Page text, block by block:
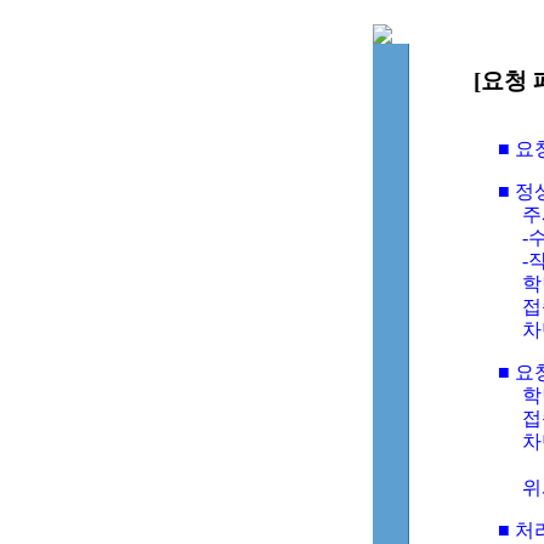
[요청
■ 요
■ 정
-
-
■ 요
■ 처